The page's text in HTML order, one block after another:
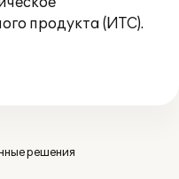
продукта (ИТС).
решения